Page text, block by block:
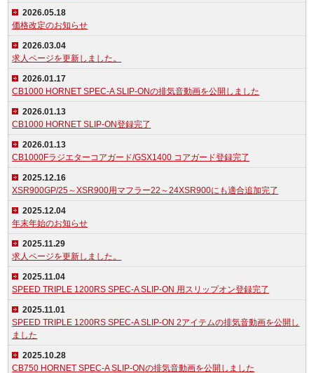
2026.05.18
価格改定のお知らせ
2026.03.04
求人ページを更新しました。
2026.01.17
CB1000 HORNET SPEC-A SLIP-ONの排気音動画を公開しました
2026.01.13
CB1000 HORNET SLIP-ON登録完了
2026.01.13
CB1000Fラジエターコアガード/GSX1400 コアガード登録完了
2025.12.16
XSR900GP/25～XSR900用マフラー22～24XSR900にも適合追加完了
2025.12.04
年末年始のお知らせ
2025.11.29
求人ページを更新しました。
2025.11.04
SPEED TRIPLE 1200RS SPEC-A SLIP-ON 用スリップオン登録完了
2025.11.01
SPEED TRIPLE 1200RS SPEC-A SLIP-ON 2アイテムの排気音動画を公開し
ました
2025.10.28
CB750 HORNET SPEC-A SLIP-ONの排気音動画を公開しました